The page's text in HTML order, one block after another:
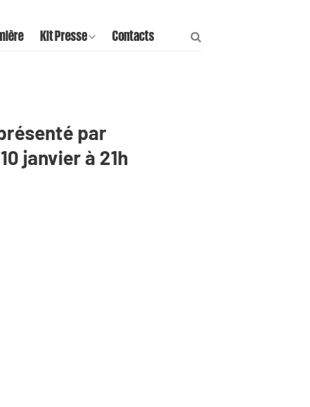
Kit Presse Contacts
par
janvier à 21h